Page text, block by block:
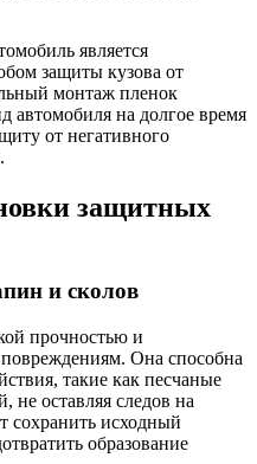
является
защиты кузова от
монтаж пленок
автомобиля на долгое время
от негативного
защитных
и сколов
прочностью и
Она способна
такие как песчаные
оставляя следов на
сохранить исходный
образование